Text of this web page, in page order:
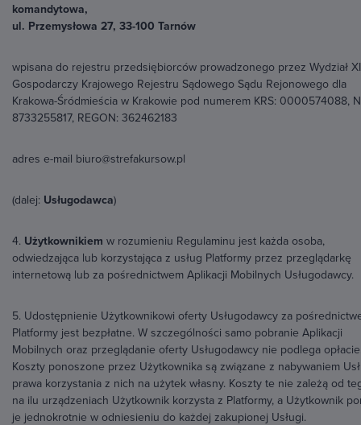
komandytowa,
ul. Przemysłowa 27, 33-100 Tarnów
wpisana do rejestru przedsiębiorców prowadzonego przez Wydział
Gospodarczy Krajowego Rejestru Sądowego Sądu Rejonowego dla
Krakowa-Śródmieścia w Krakowie pod numerem KRS: 0000574088,
8733255817, REGON: 362462183
adres e-mail biuro@strefakursow.pl
(dalej: Usługodawca)
4. Użytkownikiem w rozumieniu Regulaminu jest każda osoba,
odwiedzająca lub korzystająca z usług Platformy przez przeglądarkę
internetową lub za pośrednictwem Aplikacji Mobilnych Usługodawcy.
5. Udostępnienie Użytkownikowi oferty Usługodawcy za
Platformy jest bezpłatne. W szczególności samo pobranie Aplikacji
Mobilnych oraz przeglądanie oferty Usługodawcy nie podlega
Koszty ponoszone przez Użytkownika są związane z nabywaniem
prawa korzystania z nich na użytek własny. Koszty te nie zależą od
na ilu urządzeniach Użytkownik korzysta z Platformy, a Użytkownik
je jednokrotnie w odniesieniu do każdej zakupionej Usługi.